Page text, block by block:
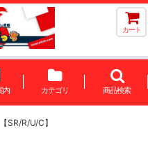
カート
内 カテゴリ 商品検索
【SR/R/U/C】